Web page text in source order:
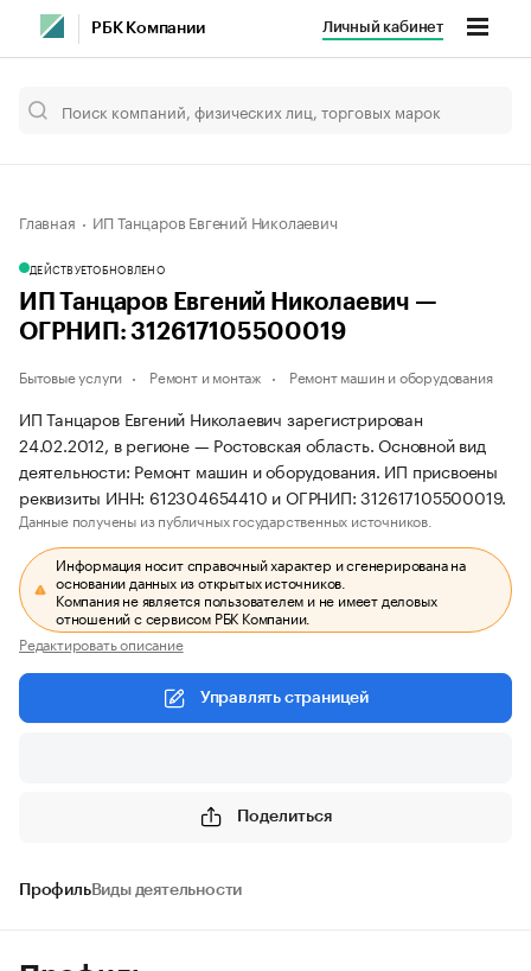
РБК Компании Личный кабинет
Главная ИП Танцаров Евгений Николаевич
ДЕЙСТВУЕТОБНОВЛЕНО
ИП Танцаров Евгений Николаевич —
ОГРНИП: 312617105500019
Бытовые услуги Ремонт и монтаж Ремонт машин и оборудования
ИП Танцаров Евгений Николаевич зарегистрирован
24.02.2012, в регионе — Ростовская область. Основной вид
деятельности: Ремонт машин и оборудования. ИП присвоены
реквизиты ИНН: 612304654410 и ОГРНИП: 312617105500019.
Данные получены из публичных государственных источников.
Информация носит справочный характер и сгенерирована на
основании данных из открытых источников.
Компания не является пользователем и не имеет деловых
отношений с сервисом РБК Компании.
Редактировать описание
Управлять страницей
Поделиться
ПрофильВиды деятельности